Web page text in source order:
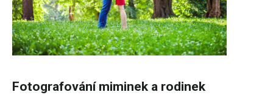
Fotografování miminek a rodinek